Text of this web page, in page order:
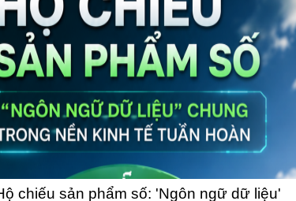
chiếu sản phẩm số: 'Ngôn ngữ dữ liệu'